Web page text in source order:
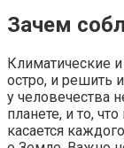
Зачем
Климатические
остро, и решить
у человечества
планете, и то,
касается